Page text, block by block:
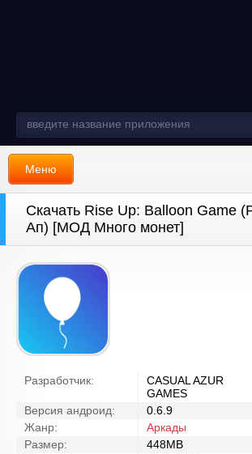
Меню
Скачать Rise Up: Balloon Game
Ап) [МОД Много монет]
Разработчик:
CASUAL AZUR
GAMES
Версия андроид:
0.6.9
Жанр:
Аркады
Размер:
448MB